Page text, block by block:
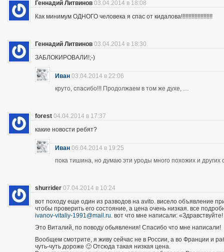
Геннадий Литвинов 03.04.2014 в 18:08
Как минимум ОДНОГО человека я спас от кидалова!!!!!!!!!!!!!!!!!!!!!
Геннадий Литвинов 03.04.2014 в 18:30
ЗАБЛОКИРОВАЛИ!;-)
Иван 03.04.2014 в 22:06
круто, спасибо!!! Продолжаем в том же духе, …
forest 04.04.2014 в 17:37
какие новости ребят?
Иван 06.04.2014 в 19:25
пока тишина, но думаю эти уроды много похожих и
shurrider 07.04.2014 в 10:24
вот походу еще один из разводов на avito. висело объявление
чтобы проверить его состояние, а цена очень низкая. все
ivanov-vitaliy-1991@mail.ru. вот что мне написали: «Здравствуйте!
Это Виталий, по поводу обьявления! Спасибо что мне написали!
Вообщем смотрите, я живу сейчас не в России, а во Франции и
чуть-чуть дороже 🙂 Отсюда такая низкая цена.